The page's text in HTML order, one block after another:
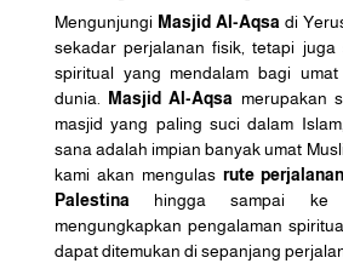
Mengunjungi Masjid Al-Aqsa di
sekadar perjalanan fisik, tetapi juga
spiritual yang mendalam bagi
dunia.
Masjid Al-Aqsa merupakan
masjid yang paling suci dalam
sana adalah impian banyak umat
kami akan mengulas rute
Palestina hingga sampai ke
mengungkapkan pengalaman
dapat ditemukan di sepanjang